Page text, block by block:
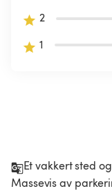
2
1
Et vakkert sted
Massevis av